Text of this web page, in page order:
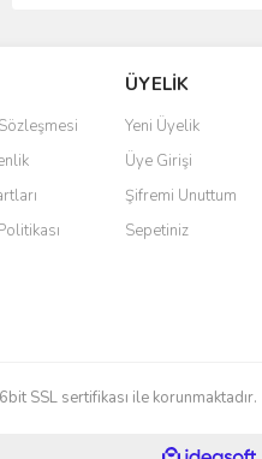
ÜYELİK
Yeni Üyelik
Üye Girişi
Şifremi Unuttum
Sepetiniz
SSL sertifikası ile korunmaktadır.